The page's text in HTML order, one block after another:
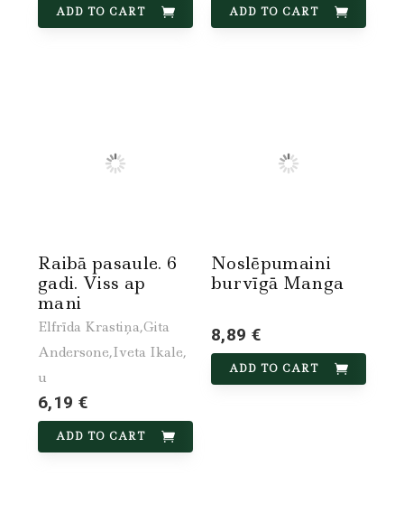
ADD TO CART ADD TO CART
Raibā pasaule. 6
gadi. Viss ap
mani
Elfrīda Krastiņa,Gita
Andersone,Iveta Ikale,
u
6,19 €
ADD TO CART
Noslēpumaini
burvīgā Manga
8,89 €
ADD TO CART